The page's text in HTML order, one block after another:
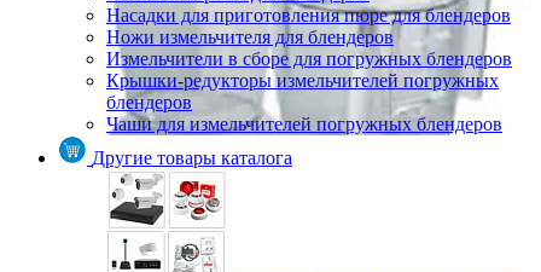
Насадки для приготовления пюре для блендеров
Ножи измельчителя для блендеров
Измельчители в сборе для погружных блендеров
Крышки-редукторы измельчителей погружных
блендеров
Чаши для измельчителей погружных блендеров
Другие товары каталога